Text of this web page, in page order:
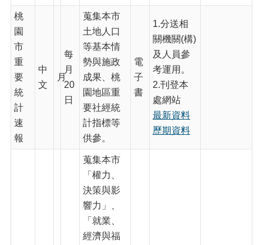
資
訊
公
開
公
務
統
計
訊
網
桃
園
市
重
要
統
計
速
報
中
文
月
每
月
20
日
蒐集本市
土地人口
等基本情
勢與施政
成果、桃
園地區重
要社經統
計指標等
供參。
電
子
書
1.分送相
關機關(構)
及人員參
考運用。
2.刊登本
處網站
最新資料
歷期資料
蒐集本市
「權力、
決策與影
響力」、
「就業、
經濟與福